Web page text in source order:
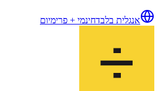
אנגלית בלבדחינמי + פרימיום